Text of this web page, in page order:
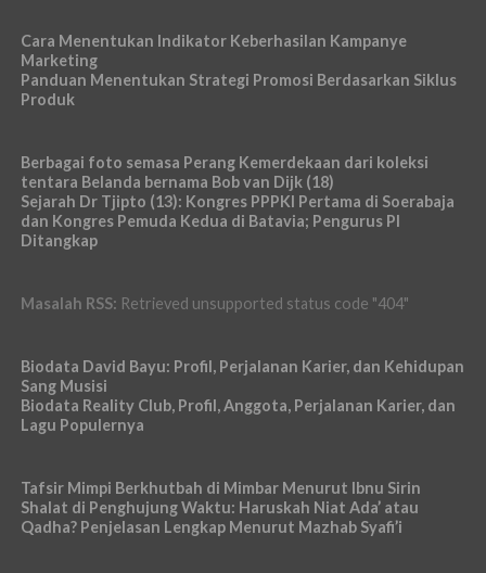
Cara Menentukan Indikator Keberhasilan Kampanye
Marketing
Panduan Menentukan Strategi Promosi Berdasarkan Siklus
Produk
Berbagai foto semasa Perang Kemerdekaan dari koleksi
tentara Belanda bernama Bob van Dijk (18)
Sejarah Dr Tjipto (13): Kongres PPPKI Pertama di Soerabaja
dan Kongres Pemuda Kedua di Batavia; Pengurus PI
Ditangkap
Masalah RSS: Retrieved unsupported status code "404"
Biodata David Bayu: Profil, Perjalanan Karier, dan Kehidupan
Sang Musisi
Biodata Reality Club, Profil, Anggota, Perjalanan Karier, dan
Lagu Populernya
Tafsir Mimpi Berkhutbah di Mimbar Menurut Ibnu Sirin
Shalat di Penghujung Waktu: Haruskah Niat Ada’ atau
Qadha? Penjelasan Lengkap Menurut Mazhab Syafi’i